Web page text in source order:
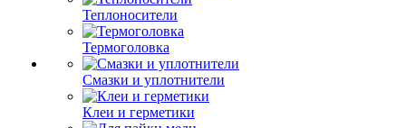
Теплоносители
Термоголовка
Смазки и уплотнители
Клеи и герметики